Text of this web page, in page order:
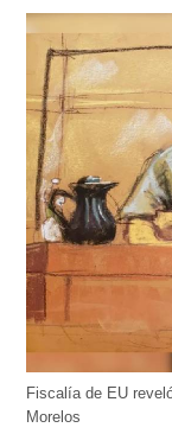
abre
una
ventana
nueva)
abre
ventana
nueva)
Fiscalía de EU
Morelos